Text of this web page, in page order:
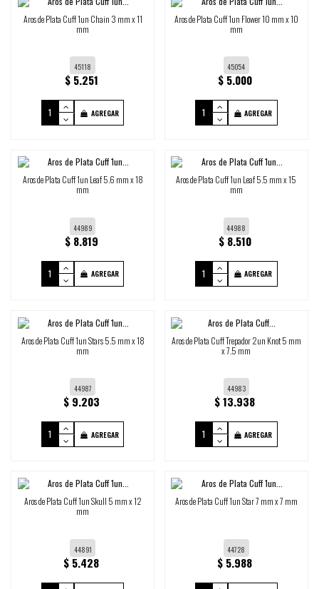
Aros de Plata Cuff 1un Chain 3 mm x 11
mm
45118
$ 5.251
AGREGAR
Aros de Plata Cuff 1un Flower 10 mm x 10
mm
45054
$ 5.000
AGREGAR
Aros de Plata Cuff 1un Leaf 5.6 mm x 18
mm
44989
$ 8.819
AGREGAR
Aros de Plata Cuff 1un Leaf 5.5 mm x 15
mm
44988
$ 8.510
AGREGAR
Aros de Plata Cuff 1un Stars 5.5 mm x 18
mm
44987
$ 9.203
AGREGAR
Aros de Plata Cuff Trepador 2un Knot 5 mm
x 7.5 mm
44983
$ 13.938
AGREGAR
Aros de Plata Cuff 1un Skull 5 mm x 12
mm
44891
$ 5.428
Aros de Plata Cuff 1un Star 7 mm x 7 mm
44728
$ 5.988